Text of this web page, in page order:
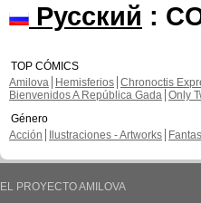
Русский :
TOP CÓMICS
Amilova
Hemisferios Chronoctis
Bienvenidos A República Gada Only
Género
Acción
Ilustraciones - Artworks
EL PROYECTO AMILOVA